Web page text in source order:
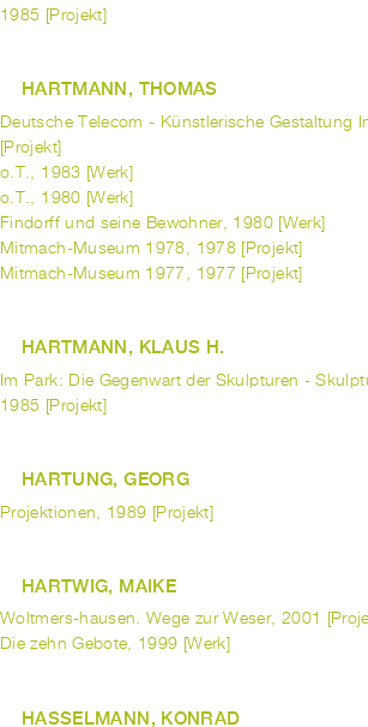
1985 [Projekt]
HARTMANN, THOMAS
Deutsche Telecom - Künstlerische Gestaltung
[Projekt]
o.T., 1983 [Werk]
o.T., 1980 [Werk]
Findorff und seine Bewohner, 1980 [Werk]
Mitmach-Museum 1978, 1978 [Projekt]
Mitmach-Museum 1977, 1977 [Projekt]
HARTMANN, KLAUS H.
Im Park: Die Gegenwart der Skulpturen -
1985 [Projekt]
HARTUNG, GEORG
Projektionen, 1989 [Projekt]
HARTWIG, MAIKE
Woltmers-hausen. Wege zur Weser, 2001
Die zehn Gebote, 1999 [Werk]
HASSELMANN, KONRAD